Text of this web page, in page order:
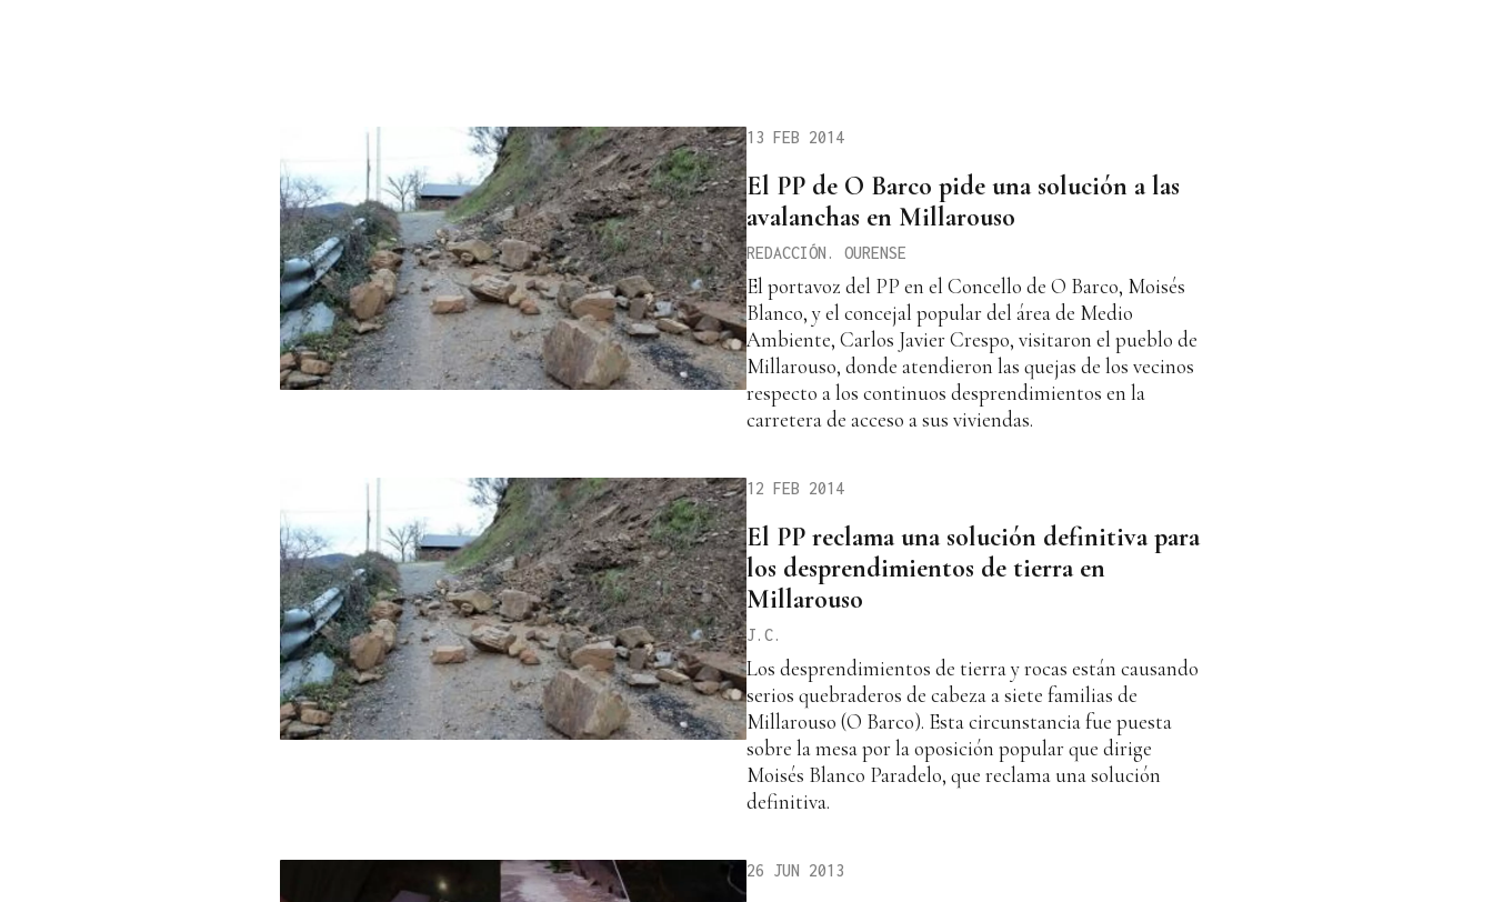
13 FEB 2014
El PP de O Barco pide una solución a las
avalanchas en Millarouso
REDACCIÓN. OURENSE
El portavoz del PP en el Concello de O Barco, Moisés
Blanco, y el concejal popular del área de Medio
Ambiente, Carlos Javier Crespo, visitaron el pueblo de
Millarouso, donde atendieron las quejas de los vecinos
respecto a los continuos desprendimientos en la
carretera de acceso a sus viviendas.
12 FEB 2014
El PP reclama una solución definitiva para
los desprendimientos de tierra en
Millarouso
J.C.
Los desprendimientos de tierra y rocas están causando
serios quebraderos de cabeza a siete familias de
Millarouso (O Barco). Esta circunstancia fue puesta
sobre la mesa por la oposición popular que dirige
Moisés Blanco Paradelo, que reclama una solución
definitiva.
26 JUN 2013